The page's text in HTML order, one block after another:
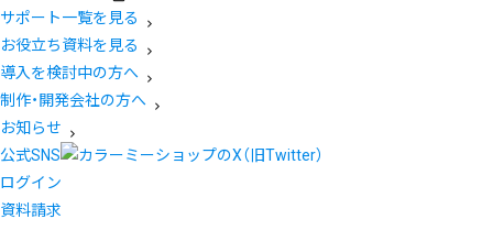
サポート一覧を見る
お役立ち資料を見る
導入を検討中の方へ
制作・開発会社の方へ
お知らせ
公式SNS
ログイン
資料請求